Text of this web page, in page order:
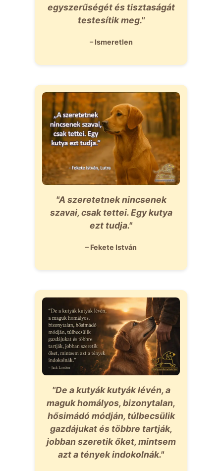
egyszerűségét és tisztaságát
testesítik meg."
– Ismeretlen
"A szeretetnek nincsenek
szavai, csak tettei. Egy kutya
ezt tudja."
– Fekete István
"De a kutyák kutyák lévén, a
maguk homályos, bizonytalan,
hősimádó módján, túlbecsülik
gazdájukat és többre tartják,
jobban szeretik őket, mintsem
azt a tények indokolnák."